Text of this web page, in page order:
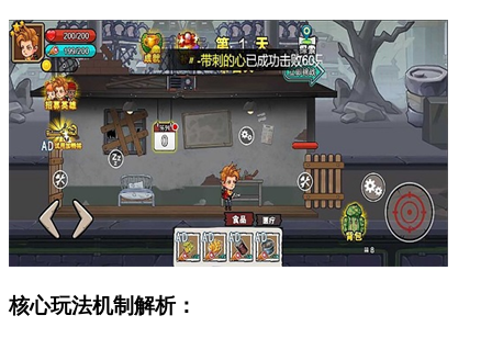
核心玩法机制解析：